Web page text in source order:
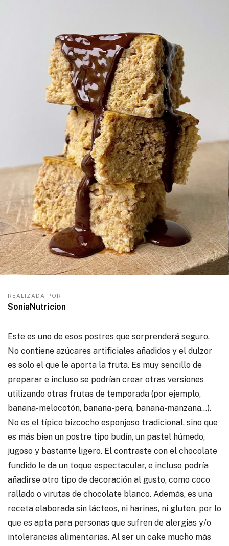
REALIZADA POR
SoniaNutricion
Este es uno de esos postres que sorprenderá seguro.
No contiene azúcares artificiales añadidos y el dulzor
es solo el que le aporta la fruta. Es muy sencillo de
preparar e incluso se podrían crear otras versiones
utilizando otras frutas de temporada (por ejemplo,
banana-melocotón, banana-pera, banana-manzana…).
No es el típico bizcocho esponjoso tradicional, sino que
es más bien un postre tipo budín, un pastel húmedo,
jugoso y bastante ligero. El contraste con el chocolate
fundido le da un toque espectacular, e incluso podría
añadirse otro tipo de decoración al gusto, como coco
rallado o virutas de chocolate blanco. Además, es una
receta elaborada sin lácteos, ni harinas, ni gluten, por lo
que es apta para personas que sufren de alergias y/o
intolerancias alimentarias. Al ser un cake mucho más